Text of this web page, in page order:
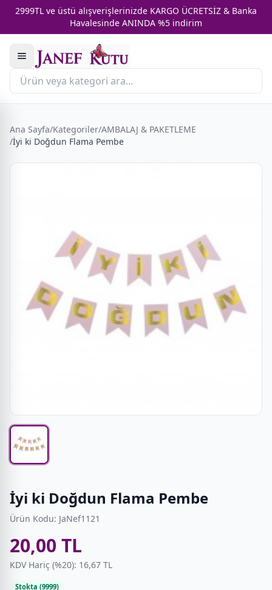
2999TL ve üstü alışverişlerinizde KARGO ÜCRETSİZ & Banka
Havalesinde ANINDA %5 indirim
Ana Sayfa/Kategoriler/AMBALAJ & PAKETLEME
/İyi ki Doğdun Flama Pembe
İyi ki Doğdun Flama Pembe
Ürün Kodu: JaNef1121
20,00 TL
KDV Hariç (%20): 16,67 TL
Stokta (9999)